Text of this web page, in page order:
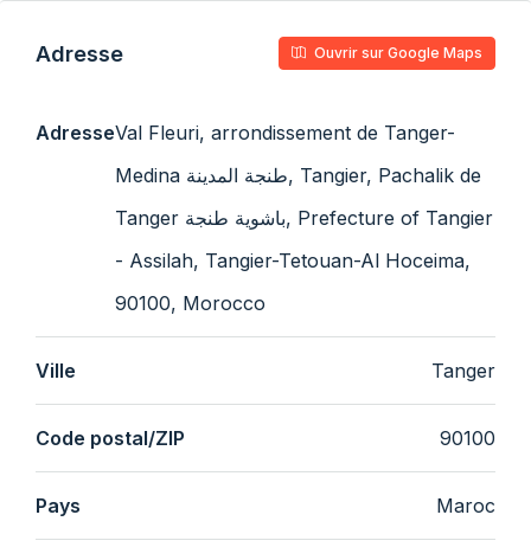
Adresse Ouvrir sur Google Maps
AdresseVal Fleuri, arrondissement de Tanger-
Medina طنجة المدينة, Tangier, Pachalik de
Tanger باشوية طنجة, Prefecture of Tangier
- Assilah, Tangier-Tetouan-Al Hoceima,
90100, Morocco
Ville Tanger
Code postal/ZIP 90100
Pays Maroc